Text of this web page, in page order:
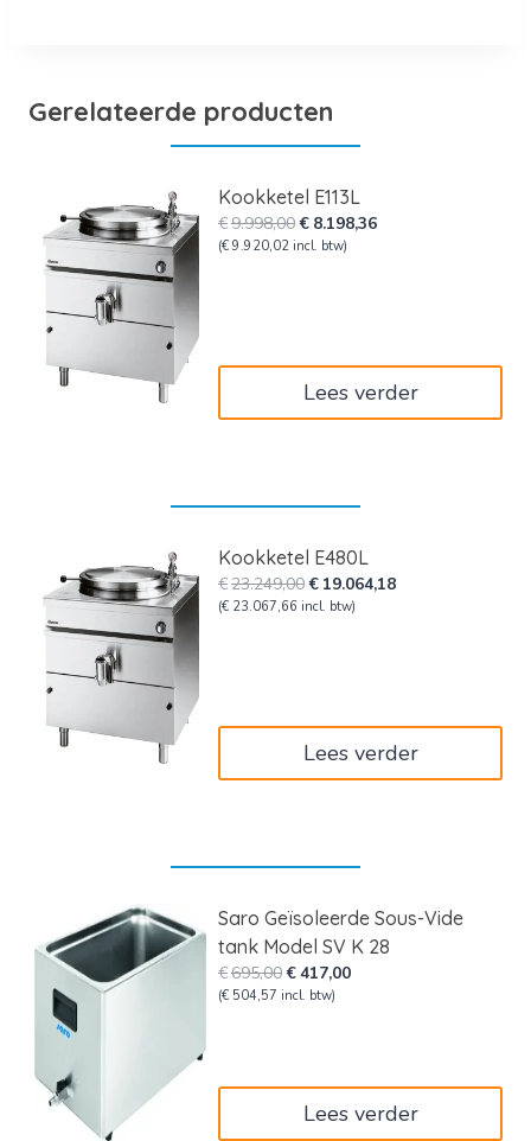
Gerelateerde producten
Kookketel E113L
€9.998,00Oorspronkelijke
prijs
€ 8.198,36Huidige
(€ 9.920,02 incl. btw)
Lees verder
Kookketel E480L
€23.249,00Oorspronkelijke
prijs
€ 19.064,18Huidige
(€ 23.067,66 incl. btw)
Lees verder
Saro Geïsoleerde Sous-Vide
tank Model SV K 28
€695,00Oorspronkelijke
prijs
€417,00Huidige
(€ 504,57 incl. btw)
Lees verder